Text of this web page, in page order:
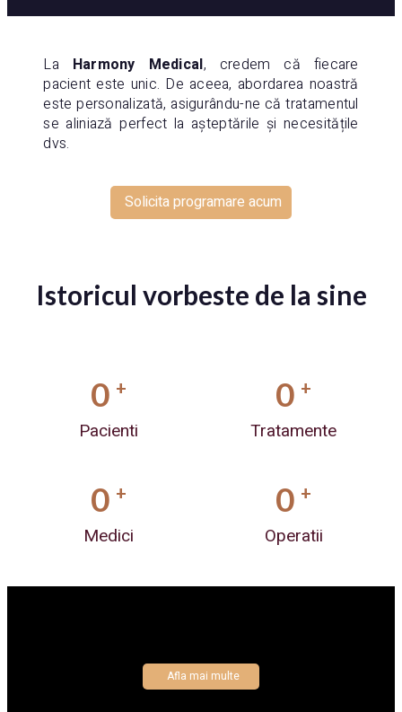
La Harmony Medical, credem că fiecare
pacient este unic. De aceea, abordarea noastră
este personalizată, asigurându-ne că tratamentul
se aliniază perfect la așteptările și necesitățile
dvs.
Solicita programare acum
Istoricul vorbeste de la sine
0 +
Pacienti
0 +
Tratamente
0 +
Medici
0 +
Operatii
Afla mai multe